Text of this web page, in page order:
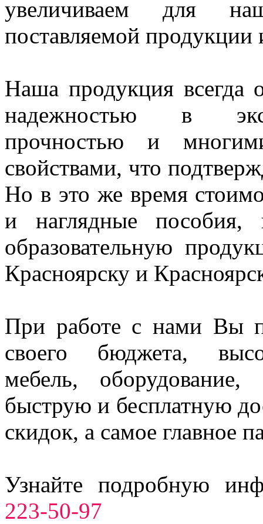
увеличиваем для
поставляемой продукции
Наша продукция всегда
надежностью в
прочностью и
свойствами, что
Но в это же время
и наглядные
образовательную
Красноярску и
При работе с нами Вы
своего бюджета,
мебель,
быструю и бесплатную
скидок, а самое главное
Узнайте подробную
223-50-97